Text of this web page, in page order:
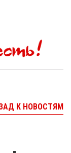
К НОВОСТЯМ